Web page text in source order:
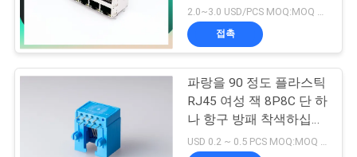
잭을 보호했습니다
2.0~3.0 USD/PCS MOQ:MOQ 500-5KPC
접촉
파랑을 90 정도 플라스틱
RJ45 여성 잭 8P8C 단 하
나 항구 방패 착색하십시
오
USD 0.2 ~ 0.5 PCS MOQ:MOQ 500-5KPC